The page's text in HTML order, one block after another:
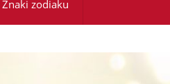
Znaki zodiaku